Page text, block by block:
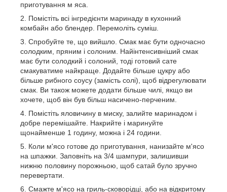
приготування м яса.
Помістіть всі інгредієнти маринаду в кухонний
комбайн або блендер. Перемоліть суміш.
Спробуйте те, що вийшло. Смак має бути одночасно
солодким, пряним і солоним. Найінтенсивніший смак
має бути солодкий і солоний, тоді готовий сате
смакуватиме найкраще. Додайте більше цукру або
більше рибного соусу (замість солі), щоб відрегулювати
смак. Ви також можете додати більше чилі, якщо ви
хочете, щоб він був більш насичено-перченим.
Помістіть яловичину в миску, залийте маринадом і
добре перемішайте. Накрийте і маринуйте
щонайменше 1 годину, можна і 24 години.
Коли м'ясо готове до приготування, нанизайте м'ясо
на шпажки. Заповніть на 3/4 шампури, залишивши
нижню половину порожньою, щоб сатай було зручно
перевертати.
Смажте м'ясо на гриль-сковорідці, або на відкритому